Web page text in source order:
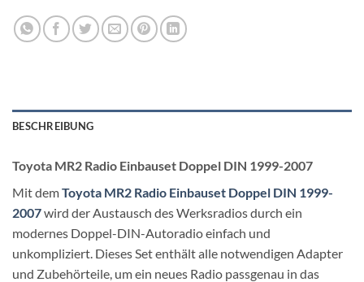
BESCHREIBUNG
Toyota MR2 Radio Einbauset Doppel DIN 1999-2007
Mit demToyota MR2 Radio Einbauset Doppel DIN 1999-
2007wird der Austausch des Werksradios durch ein
modernes Doppel-DIN-Autoradio einfach und
unkompliziert. Dieses Set enthält alle notwendigen Adapter
und Zubehörteile, um ein neues Radio passgenau in das